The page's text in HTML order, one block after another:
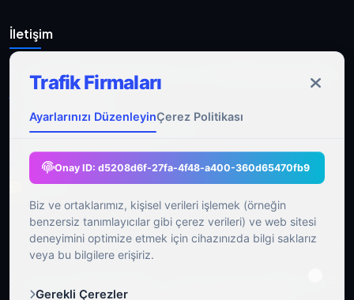
İletişim
Aşağı Eğlence, Fener Yolu Sk. 2-18, 06010 Keçiören/Ankara
ahmet@gocmenasfaltyol.com.tr
Pzt-Cmt: 09:00 - 21:00
RSS Feed
Trafik Firmaları
Ayarlarınızı DüzenleyinÇerez Politikası
Onay ID: d5208d6f-27fa-4f48-a400-360d65470fb9
Biz ve ortaklarımız, kişisel verileri işlemek (örneğin
benzersiz tanımlayıcılar gibi çerez verileri) ve web sitesi
deneyimini optimize etmek için cihazınızda bilgi saklarız
veya bu bilgilere erişiriz.
Gerekli Çerezler